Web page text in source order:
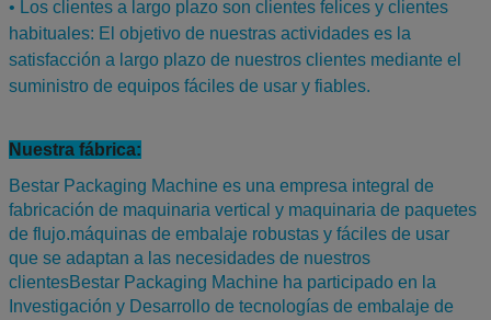
• Los clientes a largo plazo son clientes felices y clientes
habituales: El objetivo de nuestras actividades es la
satisfacción a largo plazo de nuestros clientes mediante el
suministro de equipos fáciles de usar y fiables.
Nuestra fábrica:
Bestar Packaging Machine es una empresa integral de
fabricación de maquinaria vertical y maquinaria de paquetes
de flujo.máquinas de embalaje robustas y fáciles de usar
que se adaptan a las necesidades de nuestros
clientesBestar Packaging Machine ha participado en la
Investigación y Desarrollo de tecnologías de embalaje de